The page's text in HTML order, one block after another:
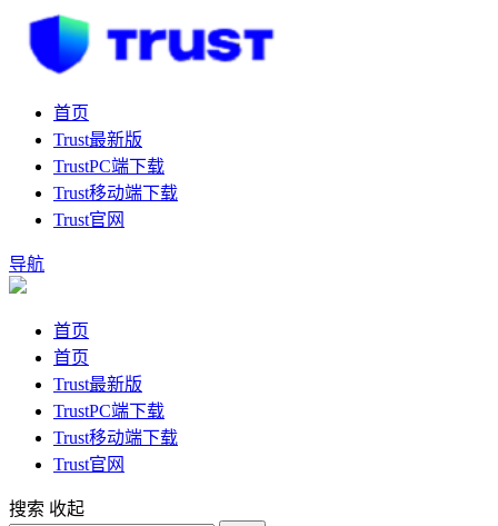
首页
Trust最新版
TrustPC端下载
Trust移动端下载
Trust官网
导航
首页
首页
Trust最新版
TrustPC端下载
Trust移动端下载
Trust官网
搜索 收起